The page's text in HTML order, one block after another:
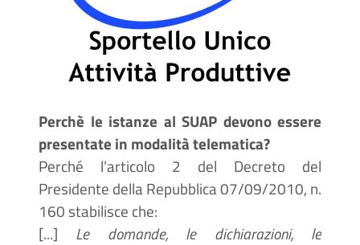
Perchè le istanze al SUAP devono essere
presentate in modalità telematica?
Perché l’articolo 2 del Decreto del
Presidente della Repubblica 07/09/2010, n.
160 stabilisce che:
[...] Le domande, le dichiarazioni, le